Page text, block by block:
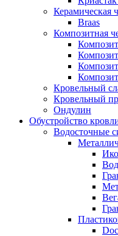
Керамическая
Braas
Композитная
Кровельный
Кровельный
Ондулин
Обустройство
Водосточные